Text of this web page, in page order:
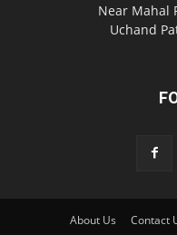
Near Mahal
Uchand
About Us Contact